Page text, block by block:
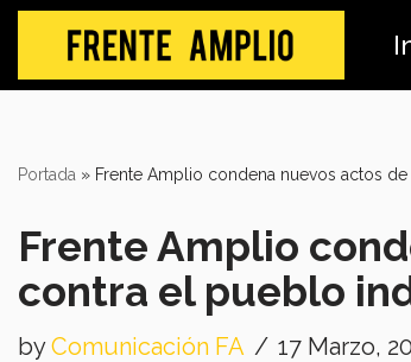
to
Portada » Frente Amplio condena nuevos actos
Frente Amplio
contra el pueblo
byComunicación FA 17 Marzo,